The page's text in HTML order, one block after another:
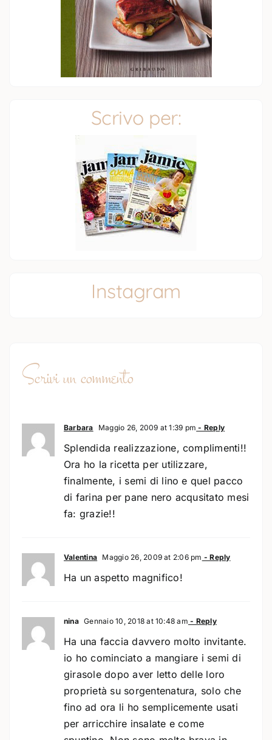
Scrivo per:
Instagram
Scrivi un commento
Barbara Maggio 26, 2009 at 1:39 pm - Reply
Splendida realizzazione, complimenti!!
Ora ho la ricetta per utilizzare,
finalmente, i semi di lino e quel pacco
di farina per pane nero acqusitato mesi
fa: grazie!!
Valentina Maggio 26, 2009 at 2:06 pm - Reply
Ha un aspetto magnifico!
nina Gennaio 10, 2018 at 10:48 am - Reply
Ha una faccia davvero molto invitante.
io ho cominciato a mangiare i semi di
girasole dopo aver letto delle loro
proprietà su sorgentenatura, solo che
fino ad ora li ho semplicemente usati
per arricchire insalate e come